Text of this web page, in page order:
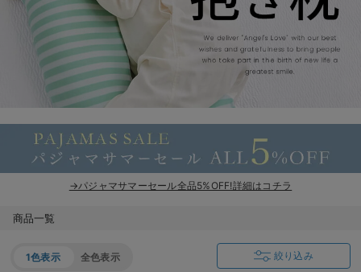
親子セット
快適機能ウェア特集 トップス
快適機能ウェア特集 ボトムス
快適機能ウェア特集 パジャマ
erbaviva（エルバビーバ）
安心の日本製。先輩ママが買ってよかった！本当に必要な出産準備品
かわいくておもしろ
何枚あっても嬉しい
長く使えるアイテム
→パジャマサマーセール全品5%OFF!詳細はコチラ
商品一覧
1色表示 全色表示 絞り込み